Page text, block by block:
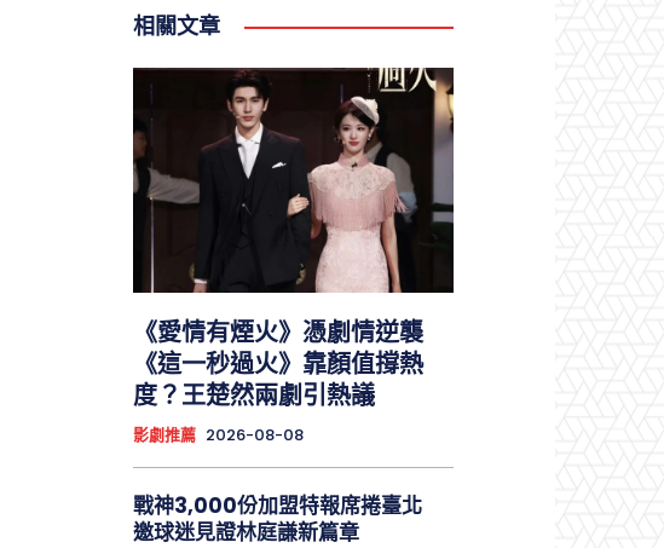
相關文章
《愛情有煙火》憑劇情逆襲
《這一秒過火》靠顏值撐熱
度？王楚然兩劇引熱議
影劇推薦 2026-08-08
戰神3,000份加盟特報席捲臺北
邀球迷見證林庭謙新篇章